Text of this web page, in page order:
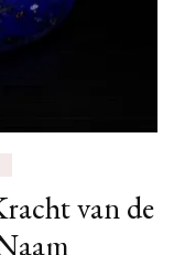
van de